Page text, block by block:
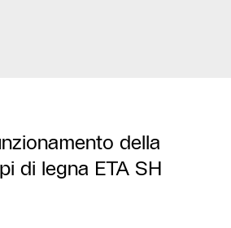
della
di legna ETA SH